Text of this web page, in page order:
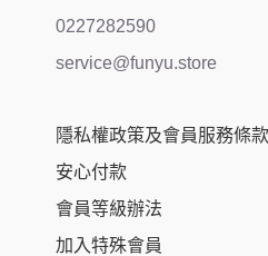
0227282590
service@funyu.store
隱私權政策及會員服務條款
安心付款
會員等級辦法
加入特殊會員